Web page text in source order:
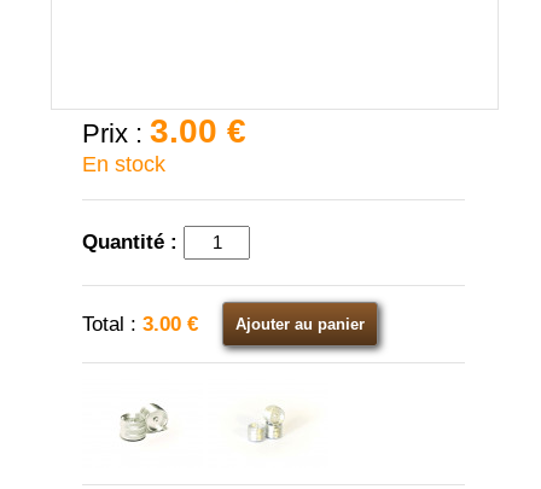
Prix :3.00 €
En stock
Quantité :
Total :3.00 € Ajouter au panier